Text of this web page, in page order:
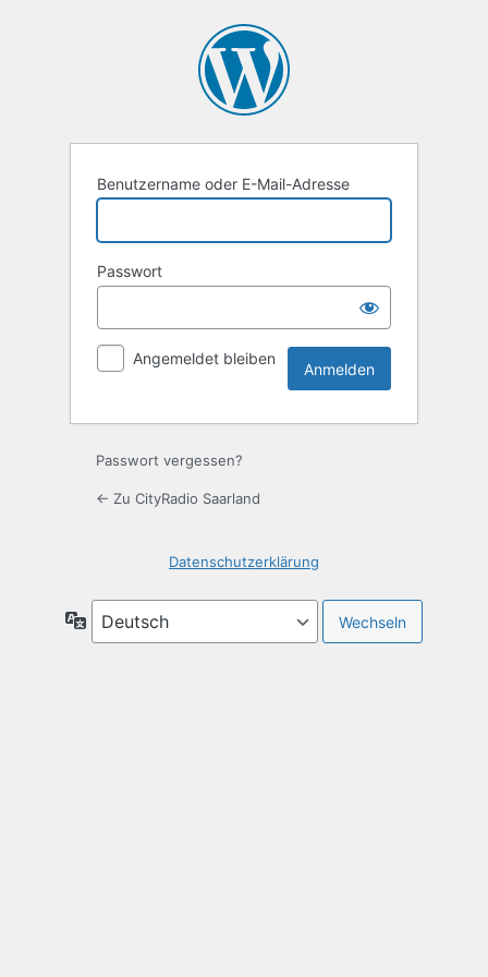
Benutzername oder E-Mail-Adresse
Passwort
Angemeldet bleiben
Passwort vergessen?
← Zu CityRadio Saarland
Datenschutzerklärung
Sprache